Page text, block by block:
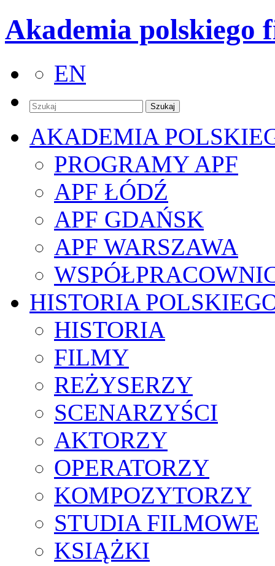
Akademia polskiego
EN
AKADEMIA
PROGRAMY APF
APF ŁÓDŹ
APF GDAŃSK
APF WARSZAWA
HISTORIA
HISTORIA
FILMY
REŻYSERZY
SCENARZYŚCI
AKTORZY
OPERATORZY
KOMPOZYTORZY
STUDIA FILMOWE
KSIĄŻKI